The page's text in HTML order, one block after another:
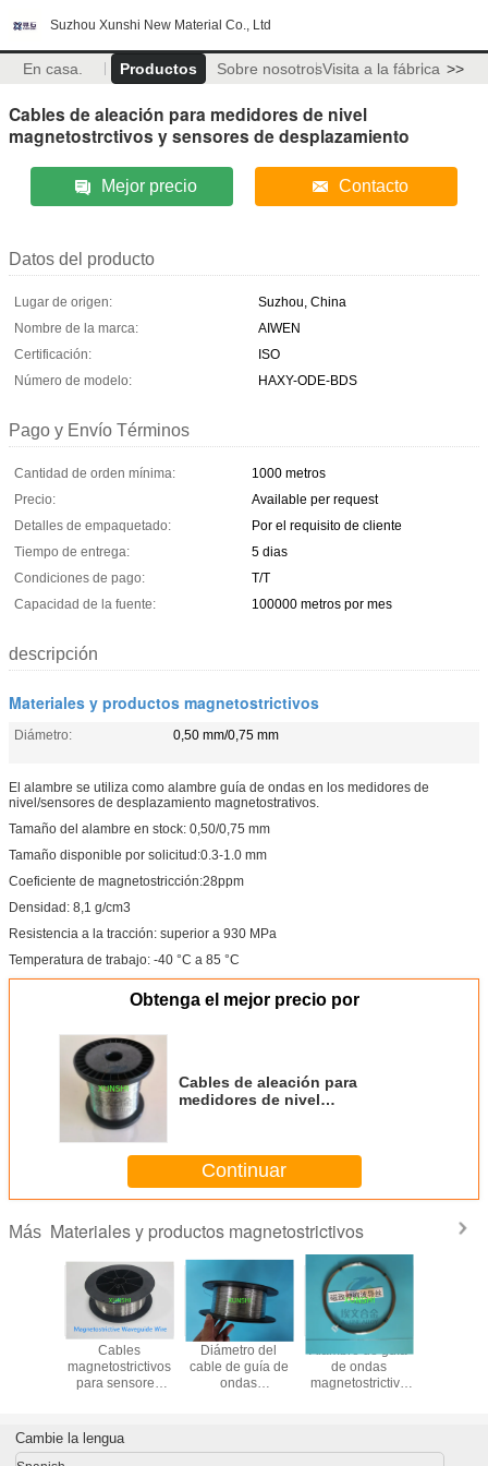
Suzhou Xunshi New Material Co., Ltd
En casa. Productos Sobre nosotrosVisita a la fábrica >>
Cables de aleación para medidores de nivel
magnetostrctivos y sensores de desplazamiento
Mejor precio Contacto
Datos del producto
Lugar de origen:
Suzhou, China
Nombre de la marca:
AIWEN
Certificación:
ISO
Número de modelo:
HAXY-ODE-BDS
Pago y Envío Términos
Cantidad de orden mínima:
1000 metros
Precio:
Available per request
Detalles de empaquetado:
Por el requisito de cliente
Tiempo de entrega:
5 dias
Condiciones de pago:
T/T
Capacidad de la fuente:
100000 metros por mes
descripción
Materiales y productos magnetostrictivos
Diámetro: 0,50 mm/0,75 mm
El alambre se utiliza como alambre guía de ondas en los medidores de
nivel/sensores de desplazamiento magnetostrativos.
Tamaño del alambre en stock: 0,50/0,75 mm
Tamaño disponible por solicitud:0.3-1.0 mm
Coeficiente de magnetostricción:28ppm
Densidad: 8,1 g/cm3
Resistencia a la tracción: superior a 930 MPa
Temperatura de trabajo: -40 °C a 85 °C
Obtenga el mejor precio por
Cables de aleación para
medidores de nivel
Continuar
Más Materiales y productos magnetostrictivos
de
0,5
Cables
magnetostrictivos
para sensores
Entrega rápida y
muestra gratuita
Diámetro del
cable de guía de
ondas
de nivel
Alambre de guía
de ondas
magnetostrictivo
Cambie la lengua